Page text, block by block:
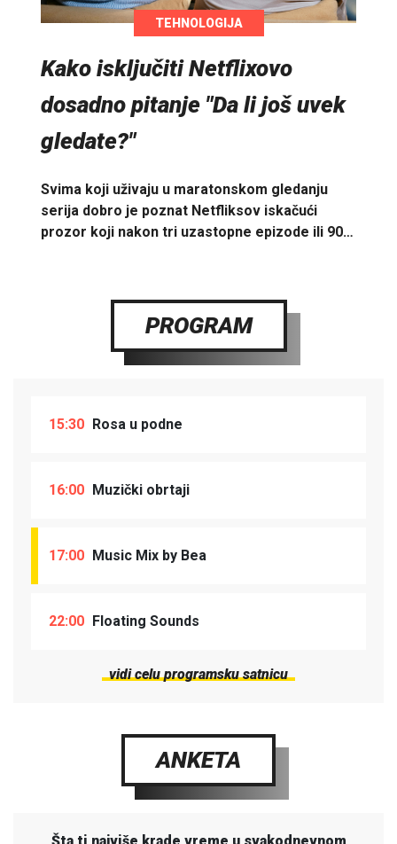
TEHNOLOGIJA
Kako isključiti Netflixovo
dosadno pitanje "Da li još uvek
gledate?"
Svima koji uživaju u maratonskom gledanju
serija dobro je poznat Netfliksov iskačući
prozor koji nakon tri uzastopne epizode ili 90…
PROGRAM
15:30 Rosa u podne
16:00 Muzički obrtaji
17:00 Music Mix by Bea
22:00 Floating Sounds
vidi celu programsku satnicu
ANKETA